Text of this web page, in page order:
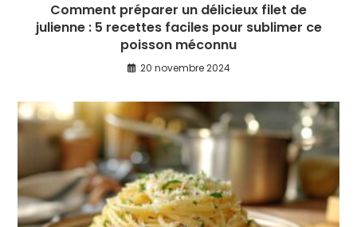
Comment préparer un délicieux filet de
julienne : 5 recettes faciles pour sublimer ce
poisson méconnu
20 novembre 2024